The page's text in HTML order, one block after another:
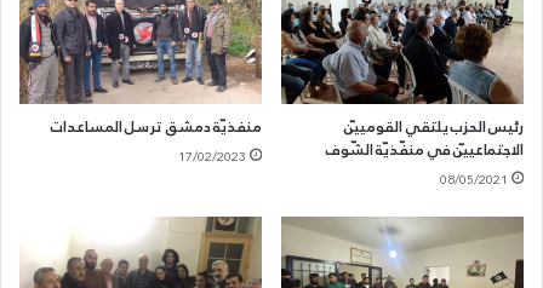
رئيس الحزب يلتقي القومييّن
الاجتماعييّن في منفّذيّة الشّوف
08/05/2021
منفذيّة دمشق ترسل المساعدات
17/02/2023